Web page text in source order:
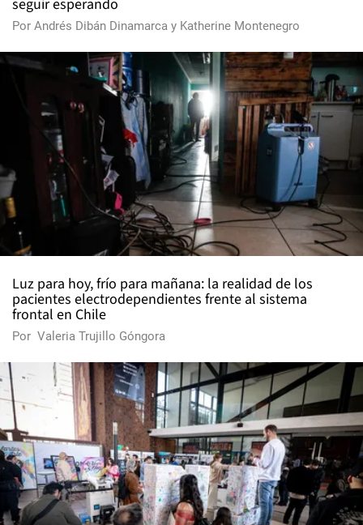
seguir esperando
Por Andrés Dibán Dinamarca y Katherine Montenegro
Luz para hoy, frío para mañana: la realidad de los
pacientes electrodependientes frente al sistema
frontal en Chile
Por Valeria Trujillo Góngora